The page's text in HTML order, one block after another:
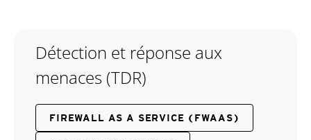
Détection et réponse aux
menaces (TDR)
FIREWALL AS A SERVICE (FWAAS)